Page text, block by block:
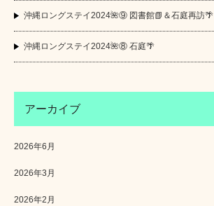
沖縄ロングステイ2024🌺⑨ 図書館📗＆石庭再訪🌴
沖縄ロングステイ2024🌺⑧ 石庭🌴
アーカイブ
2026年6月
2026年3月
2026年2月